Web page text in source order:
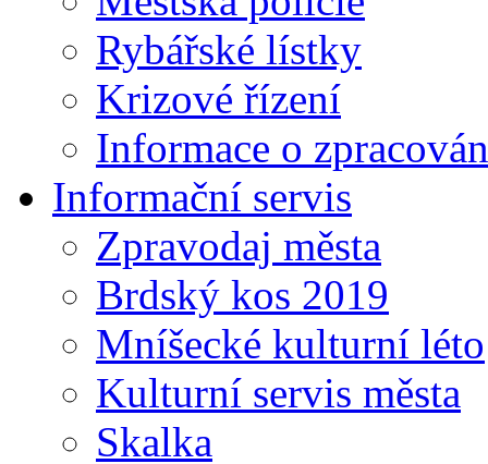
Rybářské lístky
Krizové řízení
Informace o
Informační servis
Zpravodaj města
Brdský kos 2019
Mníšecké kulturní léto
Kulturní servis města
Skalka